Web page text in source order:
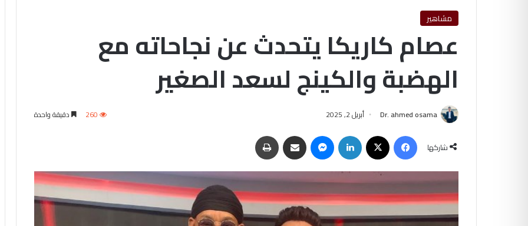
مشاهير
عصام كاريكا يتحدث عن نجاحاته مع
الهضبة والكينج لسعد الصغير
Dr. ahmed osama أبريل 2, 2025 260 دقيقة واحدة
شاركها